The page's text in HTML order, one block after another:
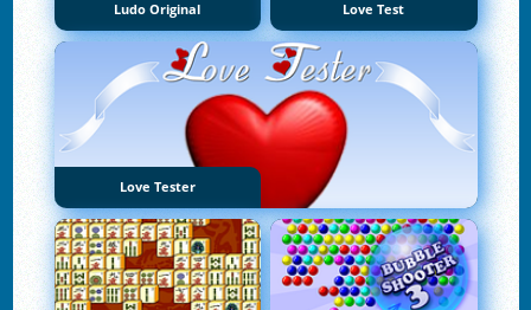
Ludo Original Love Test
Love Tester